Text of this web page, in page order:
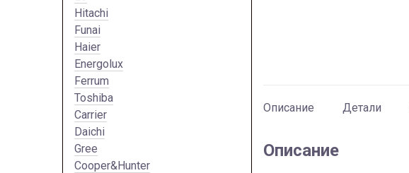
Описание Детали
Описание
Hitachi
Funai
Haier
Energolux
Ferrum
Toshiba
Carrier
Daichi
Gree
Cooper&Hunter